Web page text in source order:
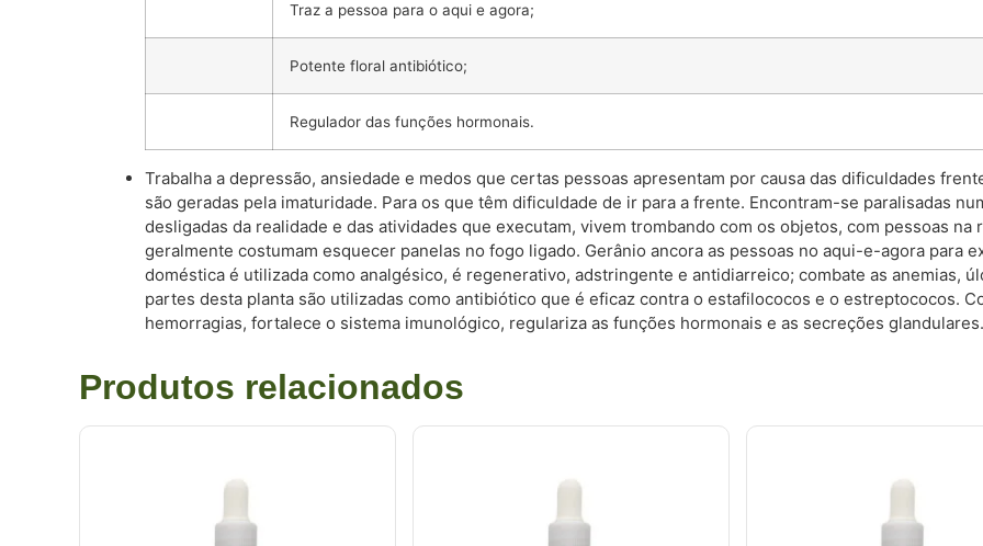
Traz a pessoa para o aqui e agora;
Potente floral antibiótico;
Regulador das funções hormonais.
Trabalha a depressão, ansiedade e medos que certas pessoas apresentam por causa das dificuldades
são geradas pela imaturidade. Para os que têm dificuldade de ir para a frente. Encontram-se paralisadas
desligadas da realidade e das atividades que executam, vivem trombando com os objetos, com pessoas na
geralmente costumam esquecer panelas no fogo ligado. Gerânio ancora as pessoas no aqui-e-agora para
doméstica é utilizada como analgésico, é regenerativo, adstringente e antidiarreico; combate as anemias,
partes desta planta são utilizadas como antibiótico que é eficaz contra o estafilococos e o estreptococos.
hemorragias, fortalece o sistema imunológico, regulariza as funções hormonais e as secreções glandulares.
Produtos relacionados